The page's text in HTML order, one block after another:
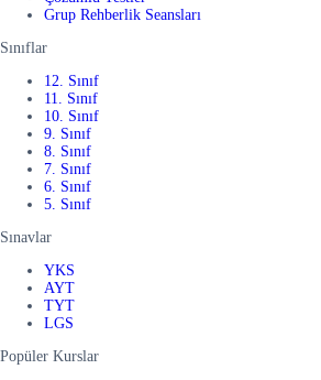
Grup Rehberlik Seansları
Sınıflar
12. Sınıf
11. Sınıf
10. Sınıf
9. Sınıf
8. Sınıf
7. Sınıf
6. Sınıf
5. Sınıf
Sınavlar
YKS
AYT
TYT
LGS
Popüler Kurslar